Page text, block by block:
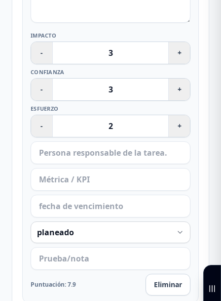
IMPACTO
- +
CONFIANZA
- +
ESFUERZO
- +
Puntuación:7.9 Eliminar